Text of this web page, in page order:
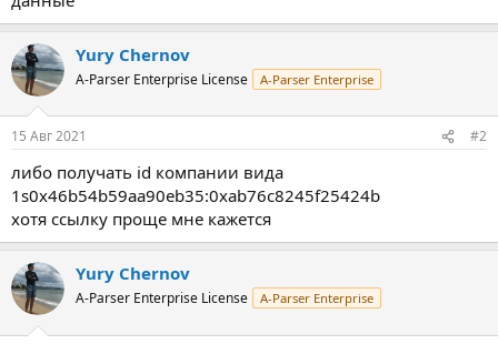
Yury Chernov
A-Parser Enterprise License A-Parser Enterprise
15 Авг 2021 #2
либо получать id компании вида
1s0x46b54b59aa90eb35:0xab76c8245f25424b
хотя ссылку проще мне кажется
Yury Chernov
A-Parser Enterprise License A-Parser Enterprise